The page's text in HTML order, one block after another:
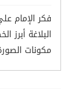
فكر الإمام
مكونات